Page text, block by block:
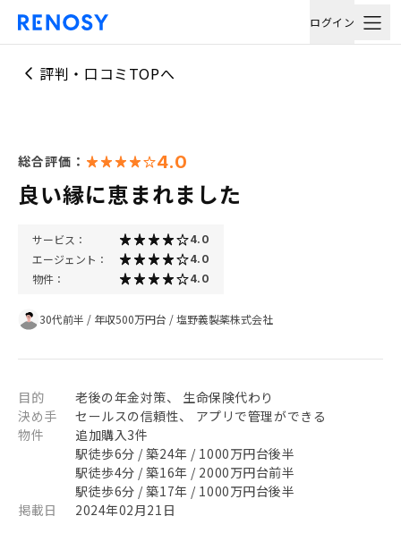
ログイン
評判・口コミTOPへ
総合評価： 4.0
良い縁に恵まれました
サービス： 4.0
エージェント： 4.0
物件： 4.0
30代前半 / 年収500万円台 /塩野義製薬株式会社
目的
老後の年金対策、 生命保険代わり
決め手
セールスの信頼性、 アプリで管理ができる
物件
追加購入3件
駅徒歩6分 / 築24年 / 1000万円台後半
駅徒歩4分 / 築16年 / 2000万円台前半
駅徒歩6分 / 築17年 / 1000万円台後半
掲載日
2024年02月21日